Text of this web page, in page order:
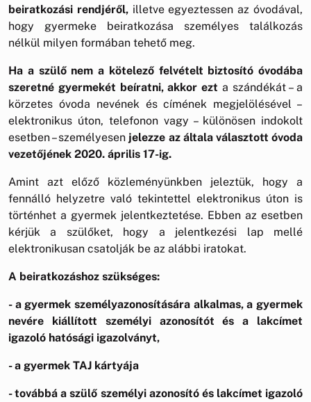
beiratkozási rendjéről,illetve egyeztessen az óvodával,
hogy gyermeke beiratkozása személyes találkozás
nélkül milyen formában tehető meg.
Ha a szülő nem a kötelező felvételt biztosító óvodába
szeretné gyermekét beíratni, akkor ezt a szándékát – a
körzetes óvoda nevének és címének megjelölésével –
elektronikus úton, telefonon vagy – különösen indokolt
esetben – személyesen jelezze az általa választott óvoda
vezetőjének 2020. április 17-ig.
Amint azt előző közleményünkben jeleztük, hogy a
fennálló helyzetre való tekintettel elektronikus úton is
történhet a gyermek jelentkeztetése. Ebben az esetben
kérjük a szülőket, hogy a jelentkezési lap mellé
elektronikusan csatolják be az alábbi iratokat.
A beiratkozáshoz szükséges:
- a gyermek személyazonosítására alkalmas, a gyermek
nevére kiállított személyi azonosítót és a lakcímet
igazoló hatósági igazolványt,
- a gyermek TAJ kártyája
- továbbá a szülő személyi azonosító és lakcímet igazoló